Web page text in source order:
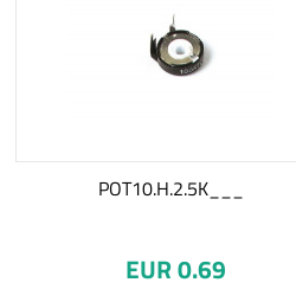
POT10.H.2.5K___
EUR 0.69